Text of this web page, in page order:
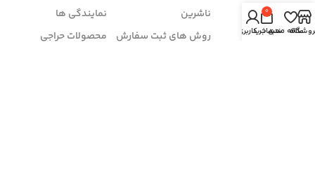
فروشگاه
تماس با ما
ناشرین
روش های ثبت سفارش
نمایندگی ها
محصولات حراجی
علاقه مندی
0
سبد خرید
حساب کاربری من